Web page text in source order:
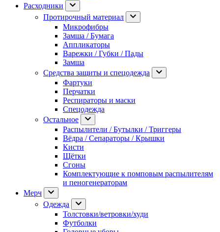
Расходники
Протирочный материал
Микрофибры
Замша / Бумага
Аппликаторы
Варежки / Губки / Пады
Замша
Средства защиты и спецодежда
Фартуки
Перчатки
Респираторы и маски
Спецодежда
Остальное
Распылители / Бутылки / Триггеры
Вёдра / Сепараторы / Крышки
Кисти
Щётки
Сгоны
Комплектующие к помповым распылителям
и пеногенераторам
Мерч
Одежда
Толстовки/ветровки/худи
Футболки